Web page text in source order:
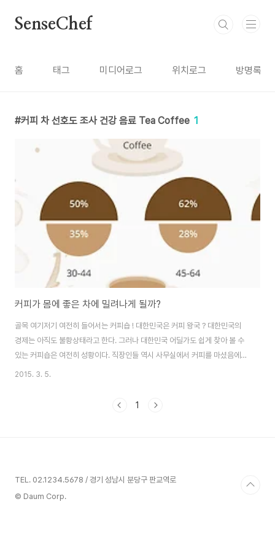
SenseChef
홈 태그 미디어로그 위치로그 방명록
커피 차 선호도 조사 건강 음료 Tea Coffee 1
커피가 몸에 좋은 차에 밀려나게 될까?
골목 여기저기 여전히 들어서는 커피숍 ! 대한민국은 커피 왕국 ? 대한민국의
경제는 아직도 불황상태라고 한다. 그러나 대한민국 어딜가도 쉽게 찾아 볼 수
있는 커피숍은 여전히 성황이다. 직장인들 역시 사무실에서 커피를 마셨음에도
불구하고 점심을 먹고 나면 자연스럽게 브랜드 커피숍에 들려 동료들과 커피
이러한 일상 생활의 중심에 커피(Coffee)가 있다. 그만큼 커피는 이제 단순히
2015. 3. 5.
1
TEL. 02.1234.5678 / 경기 성남시 분당구 판교역로
© Daum Corp.